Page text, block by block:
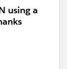
using a